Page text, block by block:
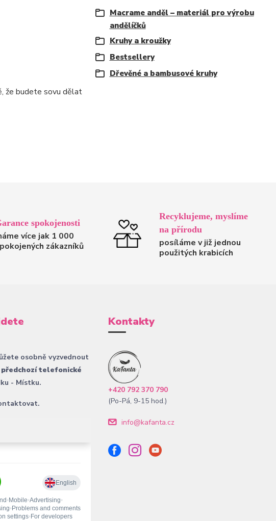
že budete sovu dělat
Macrame anděl – materiál pro výrobu
andělíčků
Kruhy a kroužky
Bestsellery
Dřevěné a bambusové kruhy
spokojenosti
více jak 1 000
zákazníků
Recyklujeme, myslíme
na přírodu
posíláme v již jednou
použitých krabicích
osobně vyzvednout
předchozí telefonické
- Místku.
Kontakty
+420 792 370 790
(Po-Pá, 9-15 hod.)
info@kafanta.cz